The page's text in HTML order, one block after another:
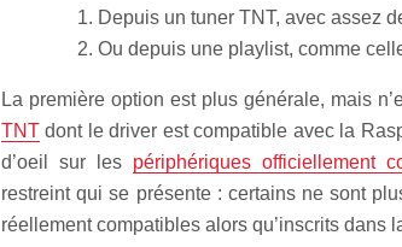
Depuis un tuner TNT, avec assez
Ou depuis une playlist, comme
La première option est plus générale, mais
TNT dont le driver est compatible avec la
d’oeil sur les périphériques officiellement
restreint qui se présente : certains ne sont
réellement compatibles alors qu’inscrits dans